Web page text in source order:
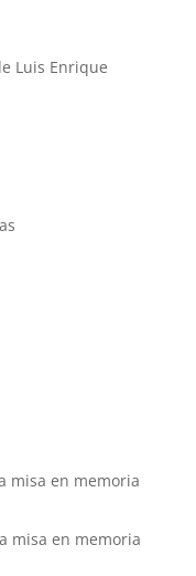
Luis Enrique
misa en memoria
misa en memoria